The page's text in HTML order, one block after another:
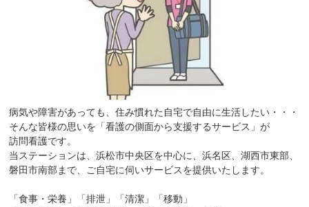
病気や障害があっても、住み慣れた自宅で自由に生活したい・・・
そんな皆様の思いを「看護の側面から支援するサービス」が
訪問看護です。
当ステーションは、浜松市中央区を中心に、浜名区、湖西市東部、
磐田市南部まで、ご自宅に伺いサービスを提供いたします。
「食事・栄養」「排泄」「清潔」「移動」